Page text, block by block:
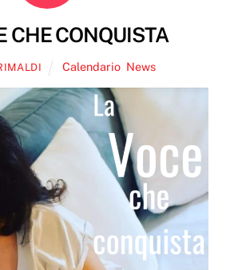
CHE CONQUISTA
Calendario News